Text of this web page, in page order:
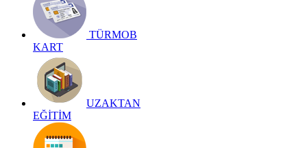
TÜRMOB
KART
UZAKTAN
EĞİTİM